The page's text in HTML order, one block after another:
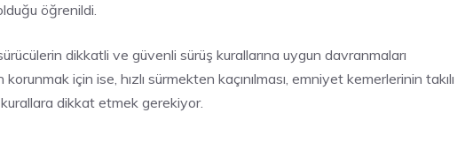
öğrenildi.
dikkatli ve güvenli sürüş kurallarına uygun davranmaları
için ise, hızlı sürmekten kaçınılması, emniyet kemerlerinin takılı
dikkat etmek gerekiyor.